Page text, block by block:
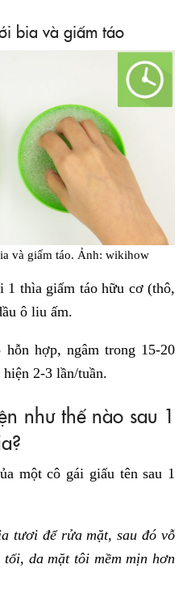
bia và giấm táo
và giấm táo. Ảnh: wikihow
1 thìa giấm táo hữu cơ (thô,
ô liu ấm.
hỗn hợp, ngâm trong 15-20
2-3 lần/tuần.
như thế nào sau 1
một cô gái giấu tên sau 1
tươi để rửa mặt, sau đó vỗ
da mặt tôi mềm mịn hơn